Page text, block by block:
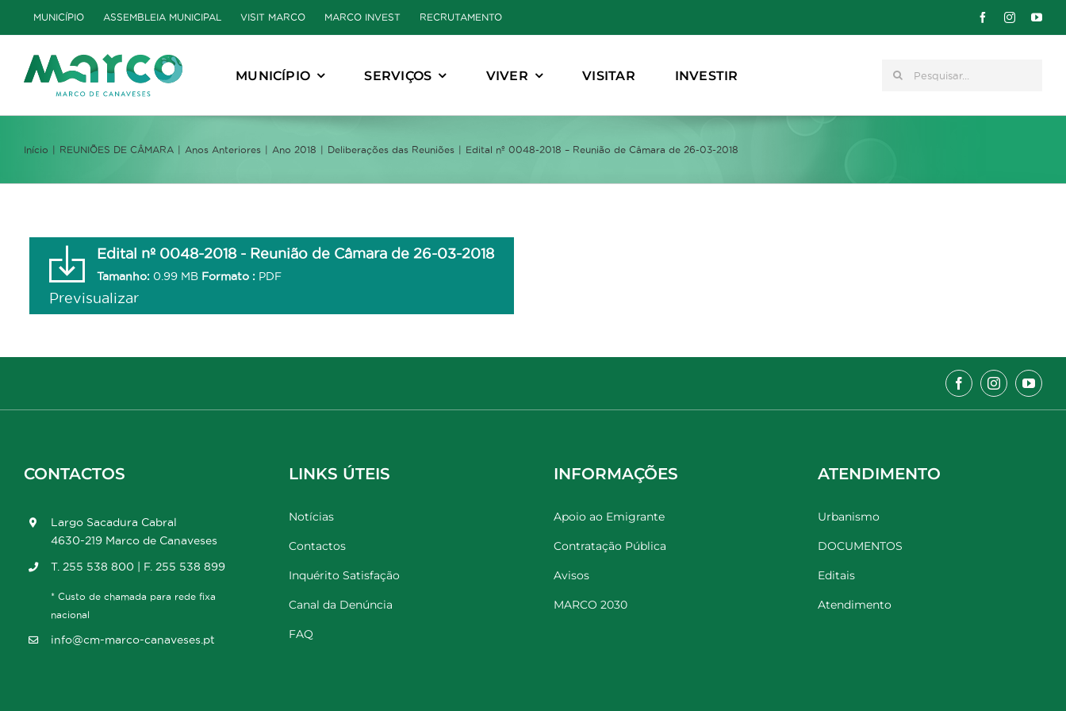
to
content
MUNICÍPIO ASSEMBLEIA MUNICIPAL VISIT MARCO MARCO INVEST RECRUTAMENTO
MUNICÍPIO SERVIÇOS VIVER VISITAR INVESTIR Pesquisar
Início REUNIÕES DE CÂMARA Anos Anteriores Ano 2018 Deliberações das Reuniões Edital nº 0048-2018 – Reunião de Câmara de 26-03-2018
Edital nº 0048-2018 - Reunião de Câmara de 26-03-2018
Tamanho: 0.99 MB Formato : PDF
Previsualizar
CONTACTOS
Largo Sacadura Cabral
4630-219 Marco de Canaveses
T. 255 538 800 | F. 255 538 899
* Custo de chamada para rede fixa
nacional
info@cm-marco-canaveses.pt
LINKS ÚTEIS
Notícias
Contactos
Inquérito Satisfação
Canal da Denúncia
FAQ
INFORMAÇÕES
Apoio ao Emigrante
Contratação Pública
Avisos
MARCO 2030
ATENDIMENTO
Urbanismo
DOCUMENTOS
Editais
Atendimento